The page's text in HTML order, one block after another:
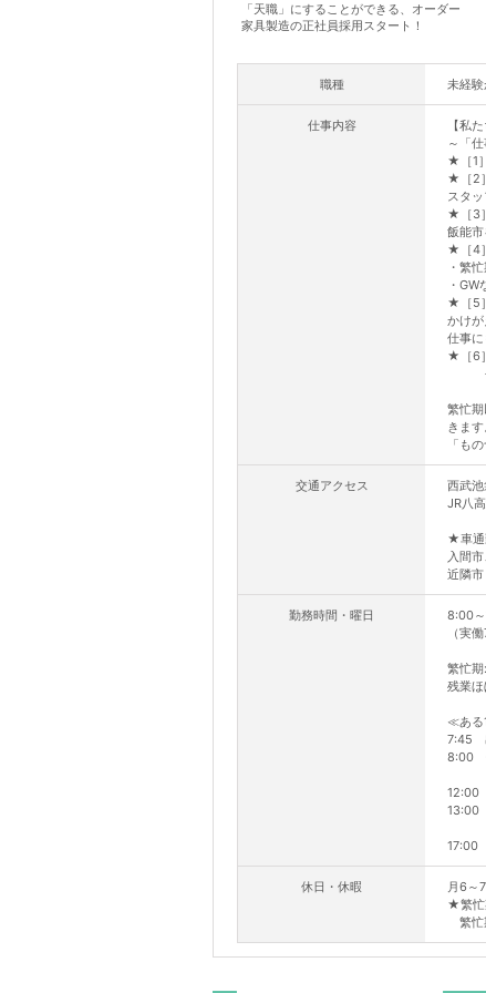
「天職」にすることができる、オーダー
家具製造の正社員採用スタート！
職種 未経
仕事内容
【私
～「
★［1
★［2
スタ
★［3
飯能
★［4
・繁
・
★［5
かけ
仕事に
★［6
→本
繁忙
きます
「も
交通アクセス
西武
JR八
★車通
入間
近隣
勤務時間・曜日
8:00
（実
繁忙期
残業ほ
≪ある
7:45
8:00
12:00
13:00
17:00
休日・休暇
月6～
★繁忙
繁忙